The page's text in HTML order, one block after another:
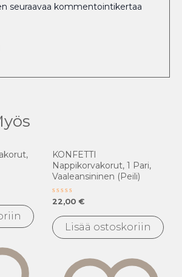
seuraavaa kommentointikertaa
KONFETTI
Nappikorvakorut, 1 Pari,
Vaaleansininen (peili)
Arvostelu
tuotteesta:
/
5
22,00 €
Lisää ostoskoriin